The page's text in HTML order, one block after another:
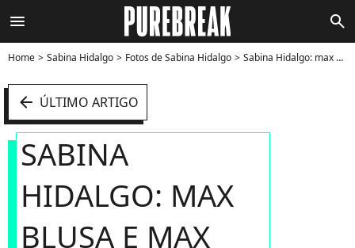
menu search
Home Sabina Hidalgo Fotos de Sabina Hidalgo Sabina Hidalgo: max blusa e max short são opções confortáveis para um dia quente - Foto
arrow_left ÚLTIMO ARTIGO
SABINA
HIDALGO: MAX
BLUSA E MAX